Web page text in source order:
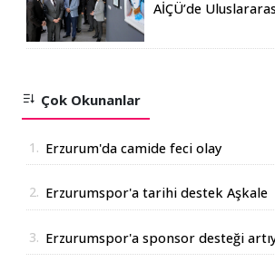
AİÇÜ’de
Çok Okunanlar
1. Erzurum'da camide feci olay
2. Erzurumspor'a tarihi destek Aşkale
3. Erzurumspor'a sponsor desteği